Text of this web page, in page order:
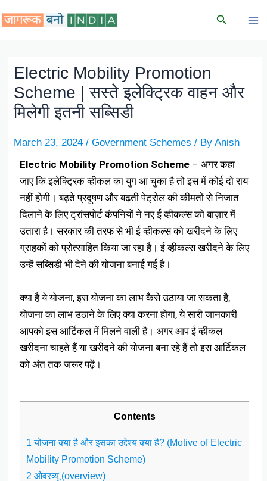
to
content
Search
Electric Mobility Promotion
Scheme | सस्ते इलेक्ट्रिक वाहन और
मिलेगी इतनी सब्सिडी
March 23, 2024/Government Schemes / ByAnish
Electric Mobility Promotion Scheme – अगर कहा
जाए कि इलेक्ट्रिक व्हीकल का युग आ चुका है तो इस में कोई दो राय
नहीं होगी। बढ़ते प्रदूषण और बढ़ती पेट्रोल की कीमतों से निजात
दिलाने के लिए ट्रांसपोर्ट कंपनियों ने नए ई व्हीकल्स को बाज़ार में
उतारा है। सरकार की तरफ से भी ई व्हीकल्स को खरीदने के लिए
ग्राहकों को प्रोत्साहित किया जा रहा है। ई व्हीकल्स खरीदने के लिए
उन्हें सब्सिडी भी देने की योजना बनाई गई है।
क्या है ये योजना, इस योजना का लाभ कैसे उठाया जा सकता है,
योजना का लाभ उठाने के लिए क्या करना होगा, ये सारी जानकारी
आपको इस आर्टिकल में मिलने वाली है। अगर आप ई व्हीकल
खरीदना चाहते हैं या खरीदने की योजना बना रहे हैं तो इस आर्टिकल
को अंत तक जरूर पढ़ें।
Contents
1 योजना क्या है और इसका उद्देश्य क्या है? (Motive of Electric
Mobility Promotion Scheme)
2 ओवरव्यू (overview)